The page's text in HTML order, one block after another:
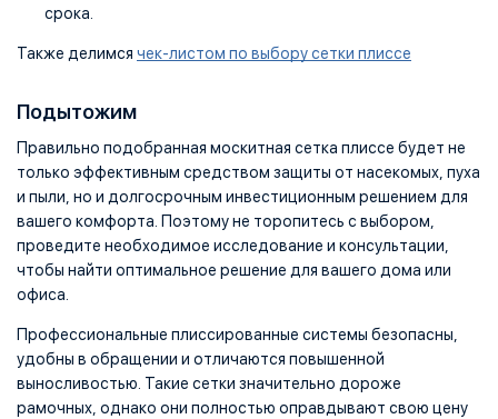
срока.
Также делимся чек-листом по выбору сетки плиссе
Подытожим
Правильно подобранная москитная сетка плиссе будет не
только эффективным средством защиты от насекомых, пуха
и пыли, но и долгосрочным инвестиционным решением для
вашего комфорта. Поэтому не торопитесь с выбором,
проведите необходимое исследование и консультации,
чтобы найти оптимальное решение для вашего дома или
офиса.
Профессиональные плиссированные системы безопасны,
удобны в обращении и отличаются повышенной
выносливостью. Такие сетки значительно дороже
рамочных, однако они полностью оправдывают свою цену